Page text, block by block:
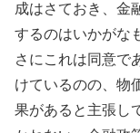
成はさておき、金
するのはいかがな
さにこれは同意で
けているのの、物
果があると主張し